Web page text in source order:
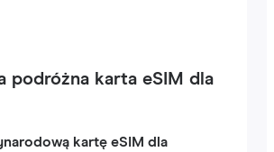
podróżna karta eSIM dla
kartę eSIM dla